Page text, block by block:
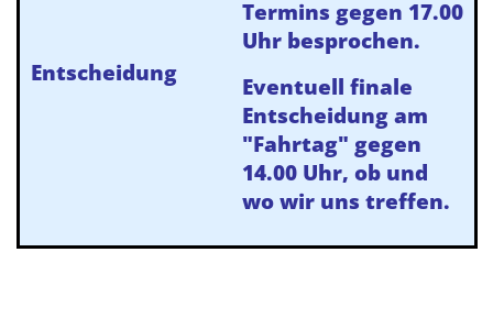
Entscheidung
Termins gegen 17.00
Uhr besprochen.
Eventuell finale
Entscheidung am
"Fahrtag" gegen
14.00 Uhr, ob und
wo wir uns treffen.